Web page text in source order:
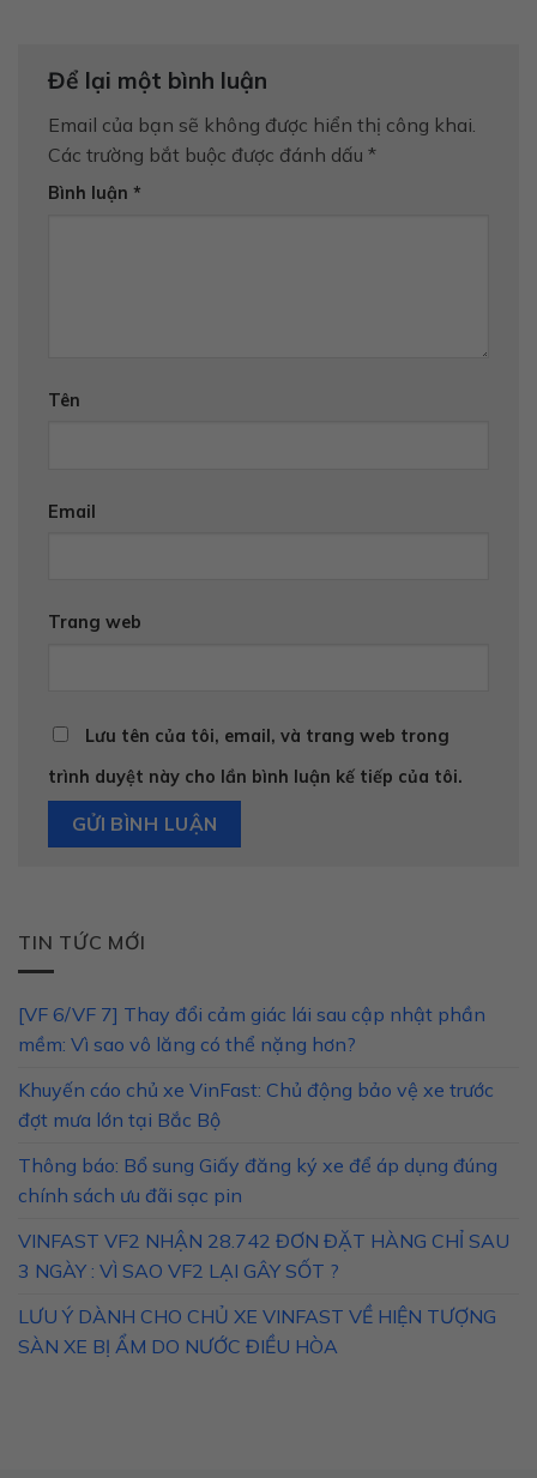
Để lại một bình luận
Email của bạn sẽ không được hiển thị công khai.
Các trường bắt buộc được đánh dấu *
Bình luận *
Tên
Email
Trang web
Lưu tên của tôi, email, và trang web trong
trình duyệt này cho lần bình luận kế tiếp của tôi.
TIN TỨC MỚI
[VF 6/VF 7] Thay đổi cảm giác lái sau cập nhật phần
mềm: Vì sao vô lăng có thể nặng hơn?
Khuyến cáo chủ xe VinFast: Chủ động bảo vệ xe trước
đợt mưa lớn tại Bắc Bộ
Thông báo: Bổ sung Giấy đăng ký xe để áp dụng đúng
chính sách ưu đãi sạc pin
VINFAST VF2 NHẬN 28.742 ĐƠN ĐẶT HÀNG CHỈ SAU
3 NGÀY : VÌ SAO VF2 LẠI GÂY SỐT ?
LƯU Ý DÀNH CHO CHỦ XE VINFAST VỀ HIỆN TƯỢNG
SÀN XE BỊ ẨM DO NƯỚC ĐIỀU HÒA